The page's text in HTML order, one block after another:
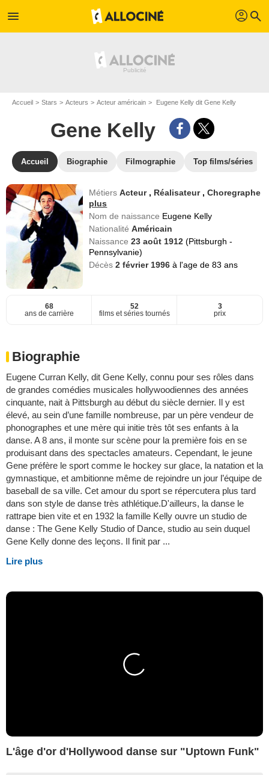
menu profil search
Accueil Stars Acteurs Acteur américain Eugene Kelly dit Gene Kelly
Gene Kelly
Accueil Biographie Filmographie Top films/séries
MétiersActeur , Réalisateur ,Choregraphe
plus
Nom de naissance Eugene Kelly
NationalitéAméricain
Naissance23 août 1912(Pittsburgh -
Pennsylvanie)
Décès2 février 1996à l'age de 83 ans
68
ans de carrière
52
films et séries tournés
3
prix
Biographie
Eugene Curran Kelly, dit Gene Kelly, connu pour ses rôles dans
de grandes comédies musicales hollywoodiennes des années
cinquante, nait à Pittsburgh au début du siècle dernier. Il y est
élevé, au sein d’une famille nombreuse, par un père vendeur de
phonographes et une mère qui initie très tôt ses enfants à la
danse. A 8 ans, il monte sur scène pour la première fois en se
produisant dans des spectacles amateurs. Cependant, le jeune
Gene préfère le sport comme le hockey sur glace, la natation et la
gymnastique, et ambitionne même de rejoindre un jour l’équipe de
baseball de sa ville. Cet amour du sport se répercutera plus tard
dans son style de danse très athlétique.D'ailleurs, la danse le
rattrape bien vite et en 1932 la famille Kelly ouvre un studio de
danse : The Gene Kelly Studio of Dance, studio au sein duquel
Gene Kelly donne des leçons. Il finit par ...
Lire plus
L'âge d'or d'Hollywood danse sur "Uptown Funk"